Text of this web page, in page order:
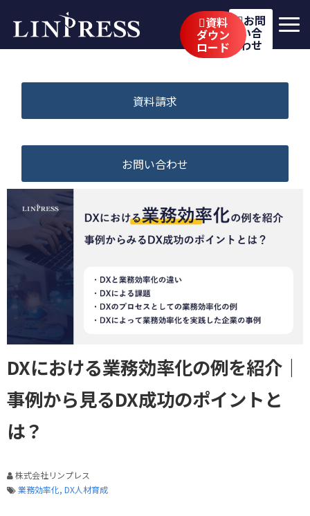
資料
ダウン
ロード
お問
い合
わせ
サービス
イベント・セミナー
ブログ
採用情報
資料請求
お問い合わせ
DXにおける業務効率化の例を紹介｜
事例から見るDX成功のポイントと
は？
株式会社リンプレス
業務効率化 DX人材育成